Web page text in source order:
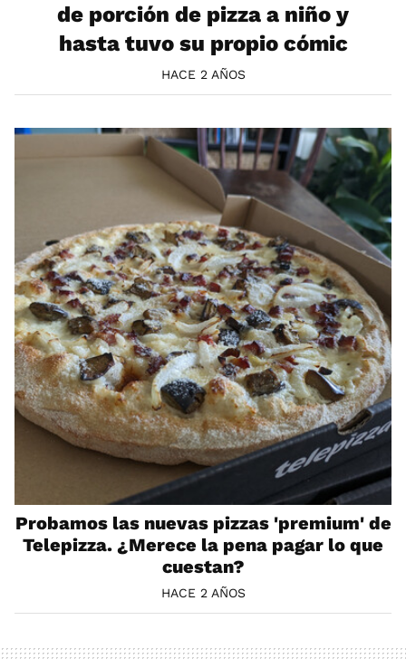
de porción de pizza a niño y
hasta tuvo su propio cómic
HACE 2 AÑOS
Probamos las nuevas pizzas 'premium' de
Telepizza. ¿Merece la pena pagar lo que
cuestan?
HACE 2 AÑOS